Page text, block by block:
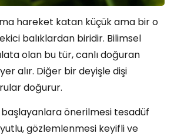
hareket katan küçük ama bir o
balıklardan biridir. Bilimsel
olan bu tür, canlı doğuran
alır. Diğer bir deyişle dişi
doğurur.
önerilmesi tesadüf
gözlemlenmesi keyifli ve